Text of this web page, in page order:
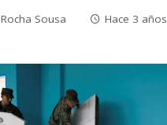
Rocha Sousa Hace 3 años